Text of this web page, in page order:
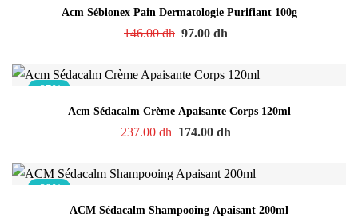
Acm Sébionex Pain Dermatologie Purifiant 100g
146.00dh 97.00 dh
-27%
Acm Sédacalm Crème Apaisante Corps 120ml
237.00dh 174.00 dh
-28%
ACM Sédacalm Shampooing Apaisant 200ml